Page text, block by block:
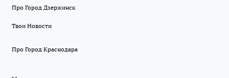
Про Город Дзержинск
Твои Новости
Про Город Краснодара